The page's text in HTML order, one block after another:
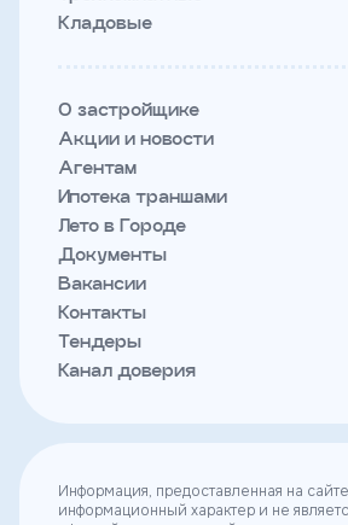
Кладовые
О застройщике
Акции и новости
Агентам
Ипотека траншами
Лето в Городе
Документы
Вакансии
Контакты
Тендеры
Канал доверия
Информация, предоставленная на
информационный характер и не